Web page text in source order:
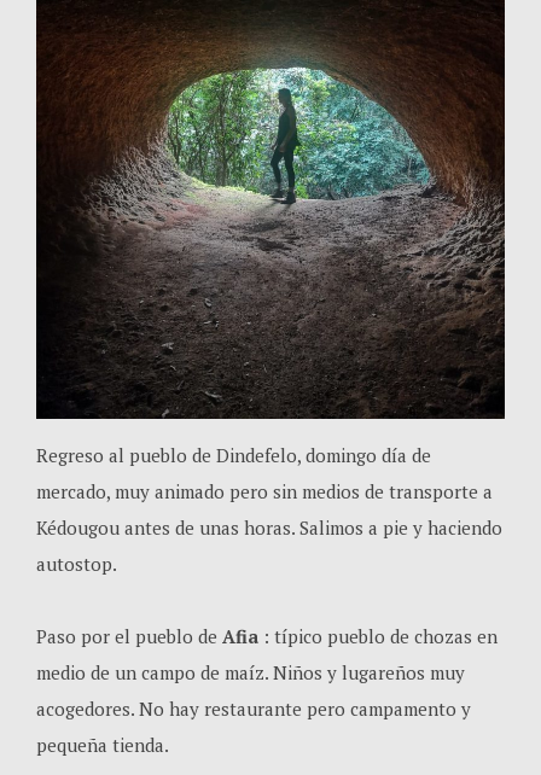
Regreso al pueblo de Dindefelo, domingo día de
mercado, muy animado pero sin medios de transporte a
Kédougou antes de unas horas. Salimos a pie y haciendo
autostop.
Paso por el pueblo de Afia : típico pueblo de chozas en
medio de un campo de maíz. Niños y lugareños muy
acogedores. No hay restaurante pero campamento y
pequeña tienda.